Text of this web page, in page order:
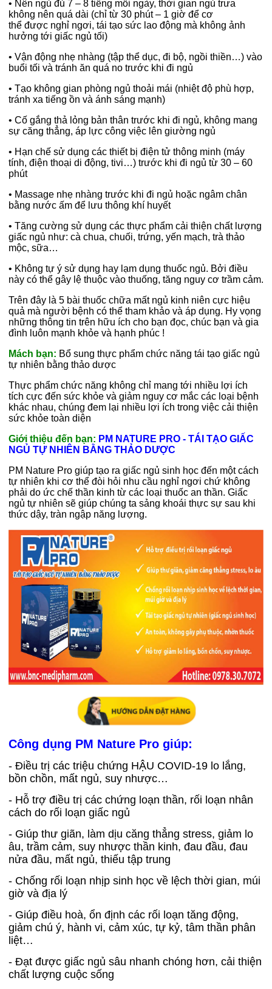
• Nên ngủ đủ 7 – 8 tiếng mỗi ngày, thời gian ngủ trưa
không nên quá dài (chỉ từ 30 phút – 1 giờ để cơ
thể được nghỉ ngơi, tái tạo sức lao động mà không ảnh
hưởng tới giấc ngủ tối)
• Vận động nhẹ nhàng (tập thể dục, đi bộ, ngồi thiền…) vào
buổi tối và tránh ăn quá no trước khi đi ngủ
• Tạo không gian phòng ngủ thoải mái (nhiệt độ phù hợp,
tránh xa tiếng ồn và ánh sáng mạnh)
• Cố gắng thả lỏng bản thân trước khi đi ngủ, không mang
sự căng thẳng, áp lực công việc lên giường ngủ
• Hạn chế sử dụng các thiết bị điện tử thông minh (máy
tính, điện thoại di động, tivi…) trước khi đi ngủ từ 30 – 60
phút
• Massage nhẹ nhàng trước khi đi ngủ hoặc ngâm chân
bằng nước ấm để lưu thông khí huyết
• Tăng cường sử dụng các thực phẩm cải thiện chất lượng
giấc ngủ như: cà chua, chuối, trứng, yến mạch, trà thảo
mộc, sữa…
• Không tự ý sử dụng hay lạm dụng thuốc ngủ. Bởi điều
này có thể gây lệ thuộc vào thuống, tăng nguy cơ trầm cảm.
Trên đây là 5 bài thuốc chữa mất ngủ kinh niên cực hiệu
quả mà người bệnh có thể tham khảo và áp dụng. Hy vọng
những thông tin trên hữu ích cho bạn đọc, chúc bạn và gia
đình luôn mạnh khỏe và hạnh phúc !
Mách bạn: Bổ sung thực phẩm chức năng tái tạo giấc ngủ
tự nhiên bằng thảo dược
Thực phẩm chức năng không chỉ mang tới nhiều lợi ích
tích cực đến sức khỏe và giảm nguy cơ mắc các loại bệnh
khác nhau, chúng đem lại nhiều lợi ích trong việc cải thiện
sức khỏe toàn diện
Giới thiệu đến bạn: PM NATURE PRO - TÁI TẠO GIẤC
NGỦ TỰ NHIÊN BẰNG THẢO DƯỢC
PM Nature Pro giúp tạo ra giấc ngủ sinh học đến một cách
tự nhiên khi cơ thể đòi hỏi nhu cầu nghỉ ngơi chứ không
phải do ức chế thần kinh từ các loại thuốc an thần. Giấc
ngủ tự nhiên sẽ giúp chúng ta sảng khoái thực sự sau khi
thức dậy, tràn ngập năng lượng.
Công dụng PM Nature Pro giúp:
- Điều trị các triệu chứng HẬU COVID-19 lo lắng,
bồn chồn, mất ngủ, suy nhược…
- Hỗ trợ điều trị các chứng loạn thần, rối loạn nhân
cách do rối loạn giấc ngủ
- Giúp thư giãn, làm dịu căng thẳng stress, giảm lo
âu, trầm cảm, suy nhược thần kinh, đau đầu, đau
nửa đầu, mất ngủ, thiếu tập trung
- Chống rối loạn nhịp sinh học về lệch thời gian, múi
giờ và địa lý
- Giúp điều hoà, ổn định các rối loạn tăng động,
giảm chú ý, hành vi, cảm xúc, tự kỷ, tâm thần phân
liệt…
- Đạt được giấc ngủ sâu nhanh chóng hơn, cải thiện
chất lượng cuộc sống